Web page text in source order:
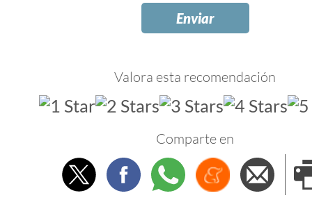
Valora esta recomendación
Comparte en
TwitterFacebookWhatsappMenéame